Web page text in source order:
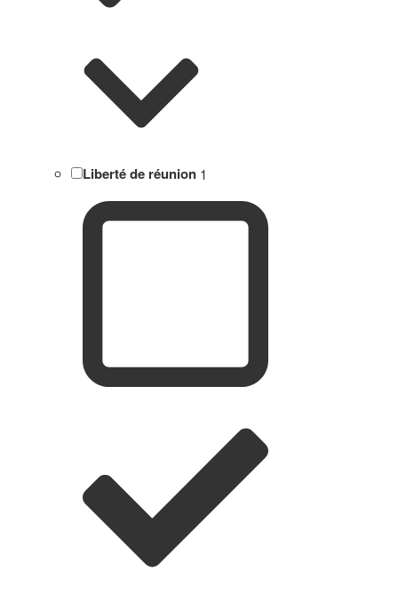
Liberté de réunion 1